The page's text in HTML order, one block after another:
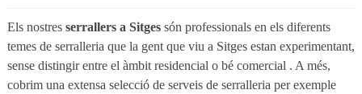
Els nostres serrallers a Sitgessón professionals en els diferents
temes de serralleria que la gent que viu a Sitges estan experimentant,
sense distingir ​​entre el àmbit residencial o bé comercial . A més,
cobrim una extensa selecció de serveis de serralleria per exemple